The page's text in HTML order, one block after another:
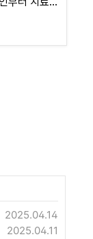
2025.04.14
2025.04.11